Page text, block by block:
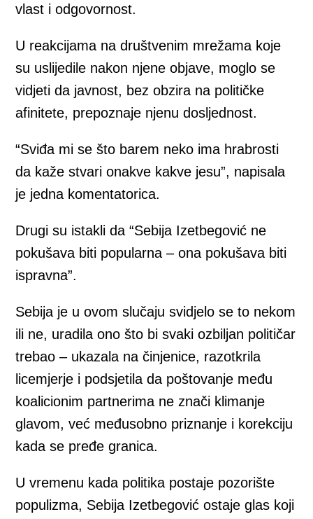
vlast i odgovornost.
U reakcijama na društvenim mrežama koje
su uslijedile nakon njene objave, moglo se
vidjeti da javnost, bez obzira na političke
afinitete, prepoznaje njenu dosljednost.
“Sviđa mi se što barem neko ima hrabrosti
da kaže stvari onakve kakve jesu”, napisala
je jedna komentatorica.
Drugi su istakli da “Sebija Izetbegović ne
pokušava biti popularna – ona pokušava biti
ispravna”.
Sebija je u ovom slučaju svidjelo se to nekom
ili ne, uradila ono što bi svaki ozbiljan političar
trebao – ukazala na činjenice, razotkrila
licemjerje i podsjetila da poštovanje među
koalicionim partnerima ne znači klimanje
glavom, već međusobno priznanje i korekciju
kada se pređe granica.
U vremenu kada politika postaje pozorište
populizma, Sebija Izetbegović ostaje glas koji